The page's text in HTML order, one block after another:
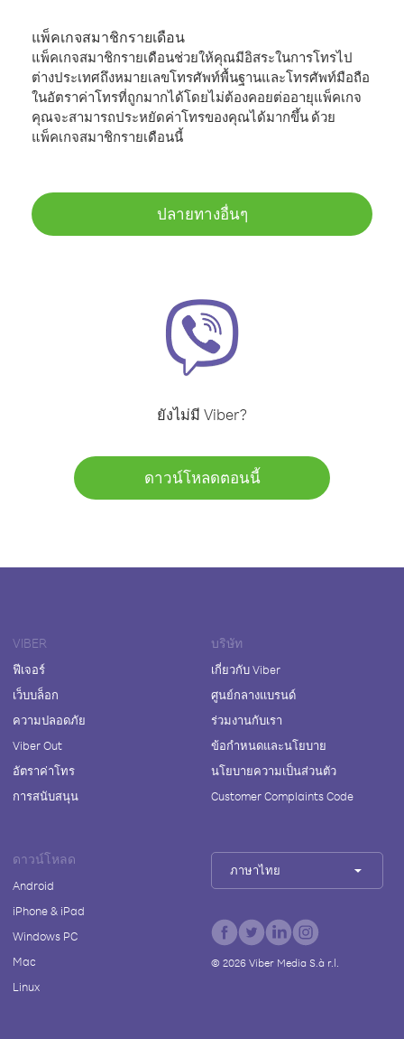
แพ็คเกจสมาชิกรายเดือน
แพ็คเกจสมาชิกรายเดือนช่วยให้คุณมีอิสระในการโทรไป
ต่างประเทศถึงหมายเลขโทรศัพท์พื้นฐานและโทรศัพท์มือถือ
ในอัตราค่าโทรที่ถูกมากได้โดยไม่ต้องคอยต่ออายุแพ็คเกจ
คุณจะสามารถประหยัดค่าโทรของคุณได้มากขึ้น ด้วย
แพ็คเกจสมาชิกรายเดือนนี้
ปลายทางอื่นๆ
ยังไม่มี Viber?
ดาวน์โหลดตอนนี้
VIBER
ฟีเจอร์
เว็บบล็อก
ความปลอดภัย
Viber Out
อัตราค่าโทร
การสนับสนุน
บริษัท
เกี่ยวกับ Viber
ศูนย์กลางแบรนด์
ร่วมงานกับเรา
ข้อกำหนดและนโยบาย
นโยบายความเป็นส่วนตัว
Customer Complaints Code
ดาวน์โหลด
Android
iPhone & iPad
Windows PC
Mac
Linux
ภาษาไทย
© 2026Viber Media S.à r.l.